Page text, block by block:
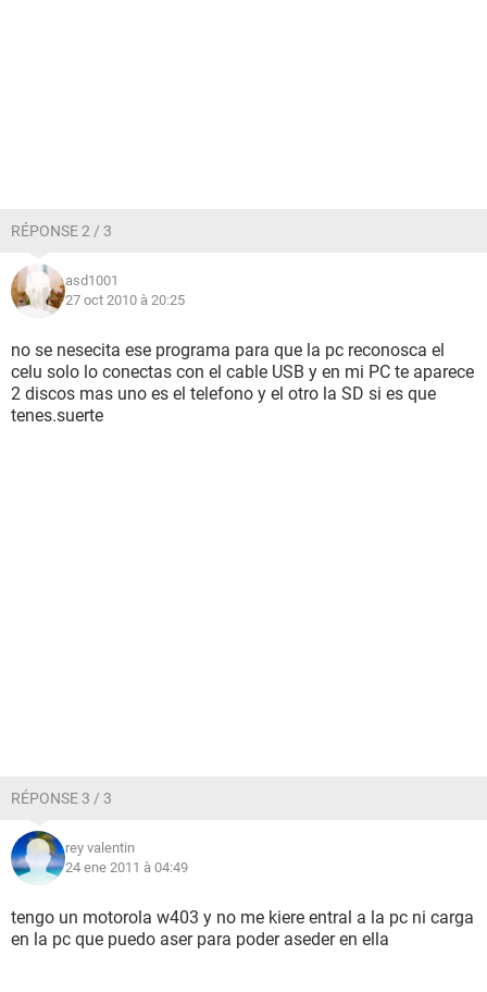
RÉPONSE 2 / 3
asd1001
27 oct 2010 à 20:25
no se nesecita ese programa para que la pc reconosca el
celu solo lo conectas con el cable USB y en mi PC te aparece
2 discos mas uno es el telefono y el otro la SD si es que
tenes.suerte
RÉPONSE 3 / 3
rey valentin
24 ene 2011 à 04:49
tengo un motorola w403 y no me kiere entral a la pc ni carga
en la pc que puedo aser para poder aseder en ella